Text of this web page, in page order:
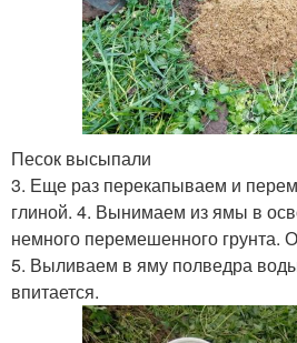
Песок высыпали
3. Еще раз перекапываем и
глиной. 4. Вынимаем из ямы в
немного перемешенного грунта.
5. Выливаем в яму полведра
впитается.